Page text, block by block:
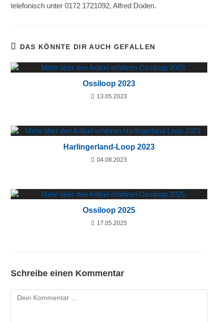
telefonisch unter 0172 1721092, Alfred Doden.
DAS KÖNNTE DIR AUCH GEFALLEN
Ossiloop 2023
13.05.2023
Harlingerland-Loop 2023
04.08.2023
Ossiloop 2025
17.05.2025
Schreibe einen Kommentar